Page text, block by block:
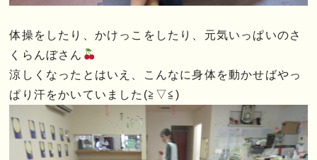
体操をしたり、かけっこをしたり、元気いっぱいのさ
くらんぼさん
涼しくなったとはいえ、こんなに身体を動かせばやっ
ぱり汗をかいていました(≧▽≦)